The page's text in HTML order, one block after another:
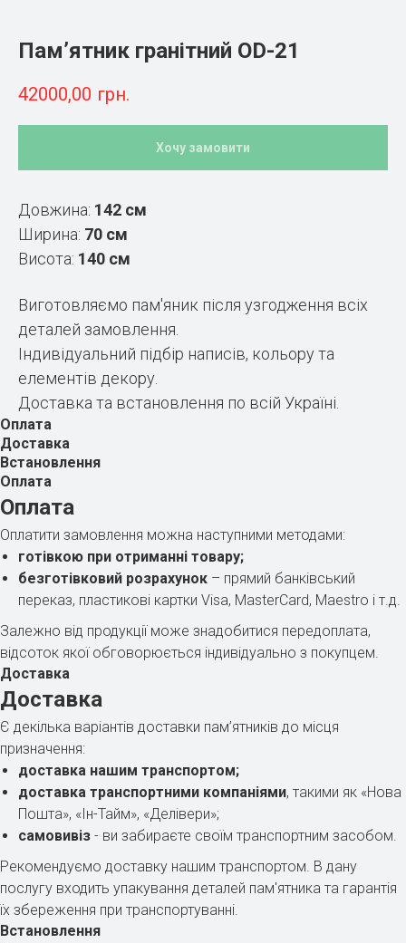
Пам’ятник гранітний OD-21
42000,00 грн.
Хочу замовити
Довжина: 142 см
Ширина: 70 см
Висота: 140 см
Виготовляємо пам'яник після узгодження всіх
деталей замовлення.
Індивідуальний підбір написів, кольору та
елементів декору.
Доставка та встановлення по всій Україні.
Оплата
Доставка
Встановлення
Оплата
Оплата
Оплатити замовлення можна наступними методами:
готівкою при отриманні товару;
безготівковий розрахунок – прямий банківський
переказ, пластикові картки Visa, MasterCard, Maestro і т.д.
Залежно від продукції може знадобитися передоплата,
відсоток якої обговорюється індивідуально з покупцем.
Доставка
Доставка
Є декілька варіантів доставки пам’ятників до місця
призначення:
доставка нашим транспортом;
доставка транспортними компаніями, такими як «Нова
Пошта», «Ін-Тайм», «Делівери»;
самовивіз - ви забираєте своїм транспортним засобом.
Рекомендуємо доставку нашим транспортом. В дану
послугу входить упакування деталей пам'ятника та гарантія
їх збереження при транспортуванні.
Встановлення